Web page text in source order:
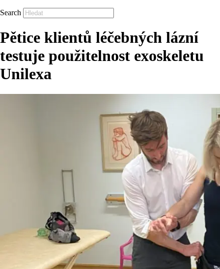
Search
Pětice klientů léčebných lázní
testuje použitelnost exoskeletu
Unilexa